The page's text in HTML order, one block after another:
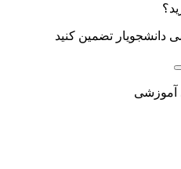
دانشجویار تضمین کنید